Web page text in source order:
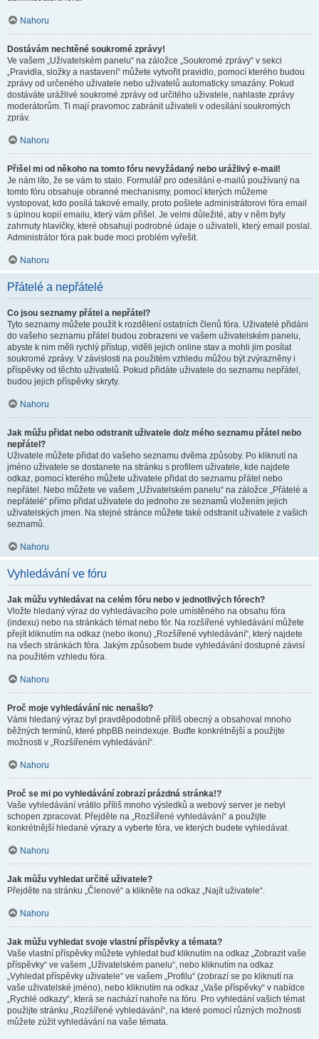
Nahoru
Dostávám nechtěné soukromé zprávy!
Ve vašem „Uživatelském panelu“ na záložce „Soukromé zprávy“ v sekci
„Pravidla, složky a nastavení“ můžete vytvořit pravidlo, pomocí kterého budou
zprávy od určeného uživatele nebo uživatelů automaticky smazány. Pokud
dostáváte urážlivé soukromé zprávy od určitého uživatele, nahlaste zprávy
moderátorům. Ti mají pravomoc zabránit uživateli v odesílání soukromých
zpráv.
Nahoru
Přišel mi od někoho na tomto fóru nevyžádaný nebo urážlivý e-mail!
Je nám líto, že se vám to stalo. Formulář pro odesílání e-mailů používaný na
tomto fóru obsahuje obranné mechanismy, pomocí kterých můžeme
vystopovat, kdo posílá takové emaily, proto pošlete administrátorovi fóra email
s úplnou kopií emailu, který vám přišel. Je velmi důležité, aby v něm byly
zahrnuty hlavičky, které obsahují podrobné údaje o uživateli, který email poslal.
Administrátor fóra pak bude moci problém vyřešit.
Nahoru
Přátelé a nepřátelé
Co jsou seznamy přátel a nepřátel?
Tyto seznamy můžete použít k rozdělení ostatních členů fóra. Uživatelé přidáni
do vašeho seznamu přátel budou zobrazeni ve vašem uživatelském panelu,
abyste k nim měli rychlý přístup, viděli jejich online stav a mohli jim posílat
soukromé zprávy. V závislosti na použitém vzhledu můžou být zvýrazněny i
příspěvky od těchto uživatelů. Pokud přidáte uživatele do seznamu nepřátel,
budou jejich příspěvky skryty.
Nahoru
Jak můžu přidat nebo odstranit uživatele do/z mého seznamu přátel nebo
nepřátel?
Uživatele můžete přidat do vašeho seznamu dvěma způsoby. Po kliknutí na
jméno uživatele se dostanete na stránku s profilem uživatele, kde najdete
odkaz, pomocí kterého můžete uživatele přidat do seznamu přátel nebo
nepřátel. Nebo můžete ve vašem „Uživatelském panelu“ na záložce „Přátelé a
nepřátelé“ přímo přidat uživatele do jednoho ze seznamů vložením jejich
uživatelských jmen. Na stejné stránce můžete také odstranit uživatele z vašich
seznamů.
Nahoru
Vyhledávání ve fóru
Jak můžu vyhledávat na celém fóru nebo v jednotlivých fórech?
Vložte hledaný výraz do vyhledávacího pole umístěného na obsahu fóra
(indexu) nebo na stránkách témat nebo fór. Na rozšířené vyhledávání můžete
přejít kliknutím na odkaz (nebo ikonu) „Rozšířené vyhledávání“, který najdete
na všech stránkách fóra. Jakým způsobem bude vyhledávání dostupné závisí
na použitém vzhledu fóra.
Nahoru
Proč moje vyhledávání nic nenašlo?
Vámi hledaný výraz byl pravděpodobně příliš obecný a obsahoval mnoho
běžných termínů, které phpBB neindexuje. Buďte konkrétnější a použijte
možnosti v „Rozšířeném vyhledávání“.
Nahoru
Proč se mi po vyhledávání zobrazí prázdná stránka!?
Vaše vyhledávání vrátilo příliš mnoho výsledků a webový server je nebyl
schopen zpracovat. Přejděte na „Rozšířené vyhledávání“ a použijte
konkrétnější hledané výrazy a vyberte fóra, ve kterých budete vyhledávat.
Nahoru
Jak můžu vyhledat určité uživatele?
Přejděte na stránku „Členové“ a klikněte na odkaz „Najít uživatele“.
Nahoru
Jak můžu vyhledat svoje vlastní příspěvky a témata?
Vaše vlastní příspěvky můžete vyhledat buď kliknutím na odkaz „Zobrazit vaše
příspěvky“ ve vašem „Uživatelském panelu“, nebo kliknutím na odkaz
„Vyhledat příspěvky uživatele“ ve vašem „Profilu“ (zobrazí se po kliknutí na
vaše uživatelské jméno), nebo kliknutím na odkaz „Vaše příspěvky“ v nabídce
„Rychlé odkazy“, která se nachází nahoře na fóru. Pro vyhledání vašich témat
použijte stránku „Rozšířené vyhledávání“, na které pomocí různých možnosti
můžete zúžit vyhledávání na vaše témata.